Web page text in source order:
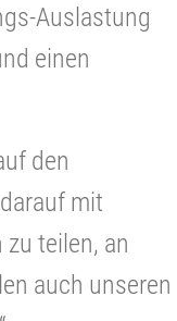
Auslastung
einen
den
mit
teilen, an
auch unseren